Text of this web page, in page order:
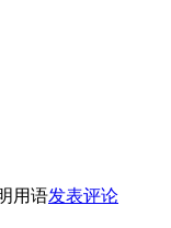
用语发表评论